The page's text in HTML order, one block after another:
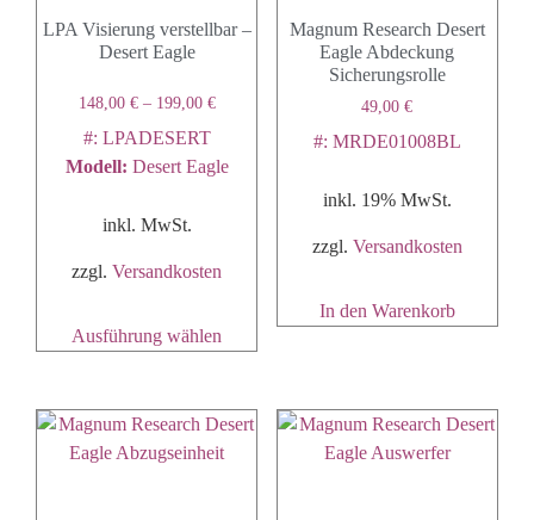
LPA Visierung verstellbar –
Desert Eagle
148,00 €– 199,00 €
#: LPADESERT
Modell: Desert Eagle
inkl. MwSt.
zzgl.Versandkosten
Ausführung wählen
Magnum Research Desert
Eagle Abdeckung
Sicherungsrolle
49,00€
#: MRDE01008BL
inkl. 19% MwSt.
zzgl. Versandkosten
In den Warenkorb